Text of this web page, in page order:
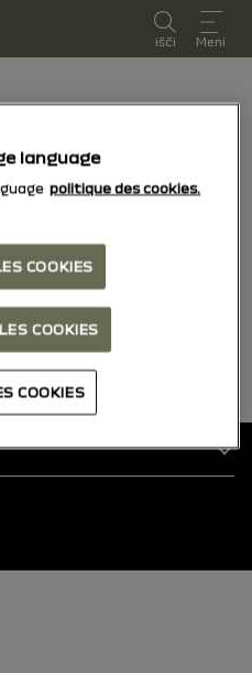
išči Meni
ki so ti všeč,
vrh
language
politique des cookies.
COOKIES
COOKIES
COOKIES